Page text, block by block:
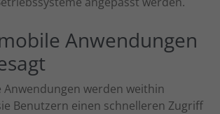
Anwendungen
werden weithin
Benutzern einen schnelleren Zugriff
anzeigen lassen und so nur